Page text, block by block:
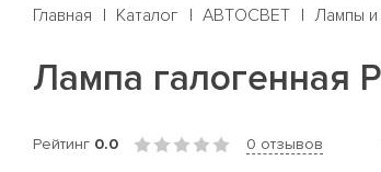
Главная Каталог АВТОСВЕТ Лампы
Лампа галогенная
Рейтинг 0.0 0 отзывов